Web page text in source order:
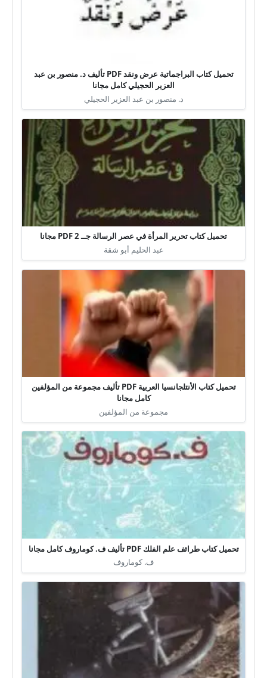
تحميل كتاب البراجماتية عرض ونقد PDF تأليف د. منصور بن عبد
العزير الحجيلي كامل مجانا
د. منصور بن عبد العزير الحجيلي
تحميل كتاب تحرير المرأة في عصر الرسالة جــ 2 PDF مجانا
عبد الحليم أبو شقة
تحميل كتاب الأنتلجانسيا العربية PDF تأليف مجموعة من المؤلفين
كامل مجانا
مجموعة من المؤلفين
تحميل كتاب طرائف علم الفلك PDF تأليف ف. كوماروف كامل مجانا
ف. كوماروف